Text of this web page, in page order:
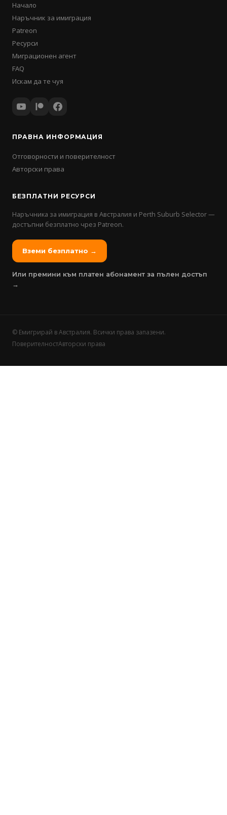
Начало
Наръчник за имиграция
Patreon
Ресурси
Миграционен агент
FAQ
Искам да те чуя
ПРАВНА ИНФОРМАЦИЯ
Отговорности и поверителност
Авторски права
БЕЗПЛАТНИ РЕСУРСИ
Наръчника за имиграция в Австралия и Perth Suburb Selector —
достъпни безплатно чрез Patreon.
Вземи безплатно →
Или премини към платен абонамент за пълен достъп
→
© Емигрирай в Австралия. Всички права запазени.
ПоверителностАвторски права